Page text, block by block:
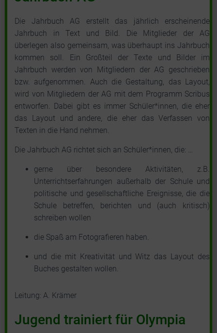
Die Jahrbuch AG erstellt das jährlich erscheinende
Jahrbuch in Text und Bild. Die Mitglieder der AG
überlegen also gemeinsam, was überhaupt ins Jahrbuch
kommen soll. Ein Großteil der Texte und Bilder im
Jahrbuch werden von Mitgliedern der AG geschrieben
bzw. aufgenommen. Auch die Gestaltung, das Layout,
wird von Mitgliedern der AG mit dem Programm Scribus
entworfen. Dabei gibt es immer Schüler*innen, die eher
das Layout und andere, die eher das Verfassen von
Texten in die Hand nehmen.
Die Jahrbuch AG richtet sich an Schüler*innen, die: …
gerne über besondere Aktivitäten, z.B.
Unterrichtserfahrungen außerhalb der Schule und
politische und gesellschaftliche Ereignisse, die die
Schule betreffen, berichten und (auch kritisch)
schreiben wollen
die Spaß am Fotografieren haben.
und die mit Kreativität und Witz das Layout des
Buches gestalten wollen.
Leitung: A. Krämer
Jugend trainiert für Olympia